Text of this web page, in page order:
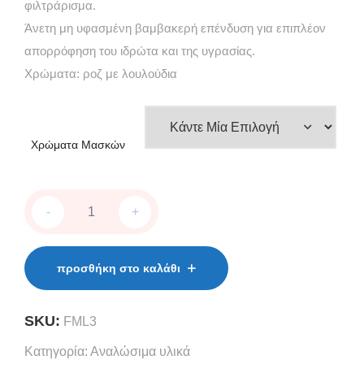
φιλτράρισμα.
Άνετη μη υφασμένη βαμβακερή επένδυση για επιπλέον
απορρόφηση του ιδρώτα και της υγρασίας.
Χρώματα: ροζ με λουλούδια
Χρώματα Μασκών
quantity
- +
προσθήκη στο καλάθι
SKU: FML3
Κατηγορία: Αναλώσιμα υλικά